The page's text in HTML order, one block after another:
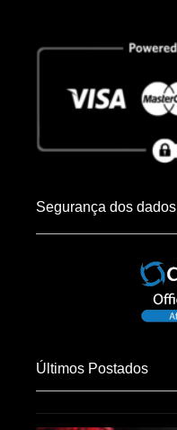
Segurança dos dados
Últimos Postados